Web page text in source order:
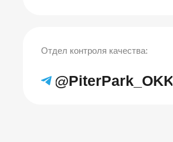
@PiterPark_OKK
Отдел контроля качества: